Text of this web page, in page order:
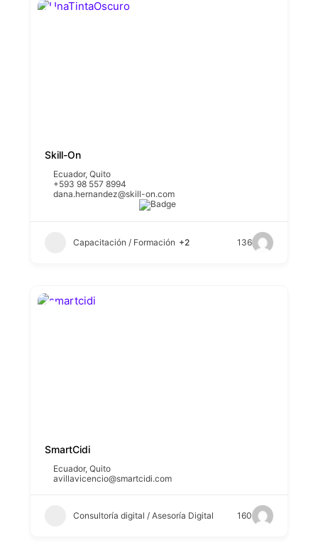
Skill-On
Ecuador,Quito
+593 98 557 8994
dana.hernandez@skill-on.com
Capacitación / Formación +2 136
SmartCidi
Ecuador,Quito
avillavicencio@smartcidi.com
Consultoría digital / Asesoría Digital 160